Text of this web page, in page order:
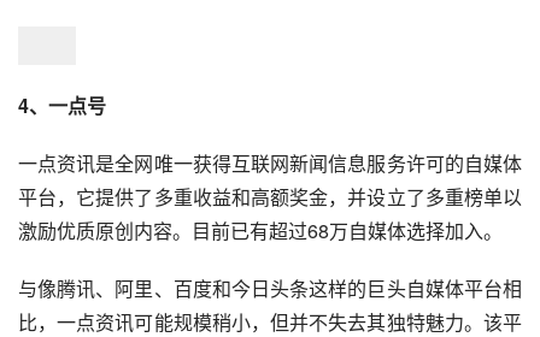
4、一点号
一点资讯是全网唯一获得互联网新闻信息服务许可的自媒体
平台，它提供了多重收益和高额奖金，并设立了多重榜单以
激励优质原创内容。目前已有超过68万自媒体选择加入。
与像腾讯、阿里、百度和今日头条这样的巨头自媒体平台相
比，一点资讯可能规模稍小，但并不失去其独特魅力。该平